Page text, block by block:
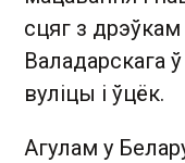
сцяг з
Валадарскага
вуліцы і ўцёк.
Агулам у